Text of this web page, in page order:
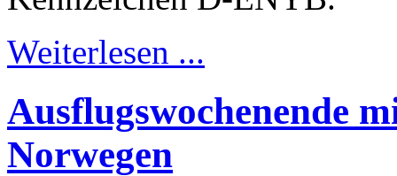
Weiterlesen ...
Ausflugswochenende
Norwegen